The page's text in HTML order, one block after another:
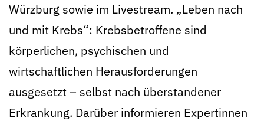
Würzburg sowie im Livestream. „Leben nach
und mit Krebs“: Krebsbetroffene sind
körperlichen, psychischen und
wirtschaftlichen Herausforderungen
ausgesetzt – selbst nach überstandener
Erkrankung. Darüber informieren Expertinnen